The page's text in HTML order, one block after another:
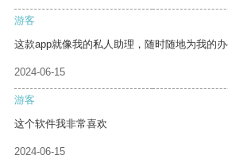
游客
这款app就像我的私人助理，随时随地为我的办
2024-06-15
游客
这个软件我非常喜欢
2024-06-15